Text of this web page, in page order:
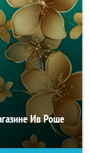
Ив Роше